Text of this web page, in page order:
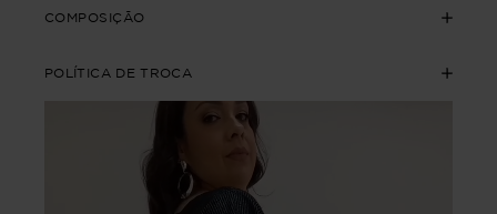
COMPOSIÇÃO
POLÍTICA DE TROCA